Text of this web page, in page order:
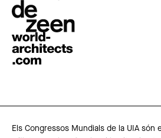
Els Congressos Mundials de la UIA són